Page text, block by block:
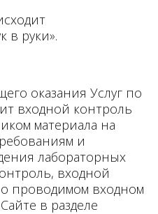
в руки».
оказания Услуг по
входной контроль
материала на
и
лабораторных
входной
проводимом входном
в разделе